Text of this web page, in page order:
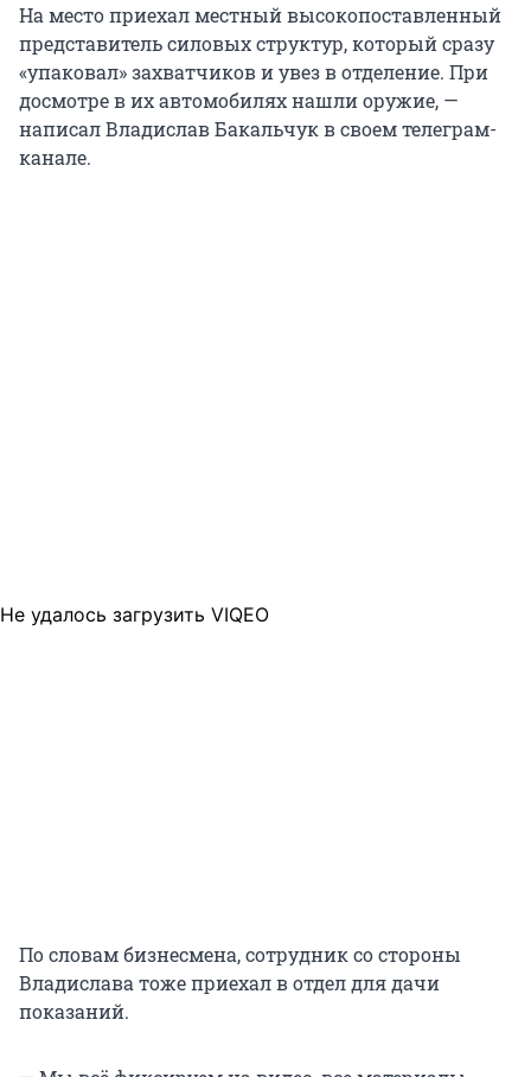
На место приехал местный высокопоставленный
представитель силовых структур, который сразу
«упаковал» захватчиков и увез в отделение. При
досмотре в их автомобилях нашли оружие, —
написал Владислав Бакальчук в своем телеграм-
канале.
Не удалось загрузить VIQEO
По словам бизнесмена, сотрудник со стороны
Владислава тоже приехал в отдел для дачи
показаний.